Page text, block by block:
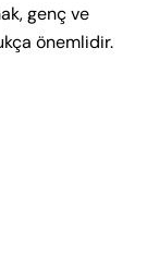
genç ve
önemlidir.